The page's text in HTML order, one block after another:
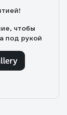
чтобы
под рукой